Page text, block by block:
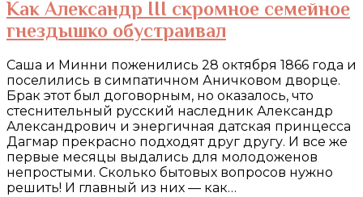
Как Александр III скромное семейное
гнездышко обустраивал
Саша и Минни поженились 28 октября 1866 года и
поселились в симпатичном Аничковом дворце.
Брак этот был договорным, но оказалось, что
стеснительный русский наследник Александр
Александрович и энергичная датская принцесса
Дагмар прекрасно подходят друг другу. И все же
первые месяцы выдались для молодоженов
непростыми. Сколько бытовых вопросов нужно
решить! И главный из них — как…